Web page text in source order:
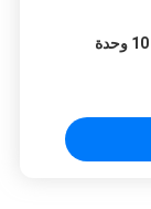
الصناعية 99.99% كفاءة فئة 10 وحدة